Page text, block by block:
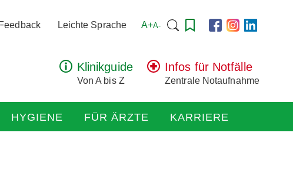
Feedback Leichte Sprache A+A- Suchen
Klinikguide
Von A bis Z
Infos für Notfälle
Zentrale Notaufnahme
HYGIENE FÜR ÄRZTE KARRIERE